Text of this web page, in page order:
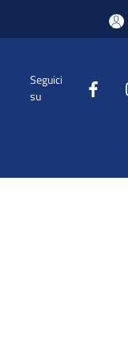
Seguici
su